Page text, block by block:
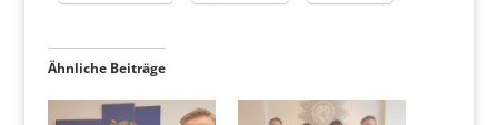
Ähnliche Beiträge